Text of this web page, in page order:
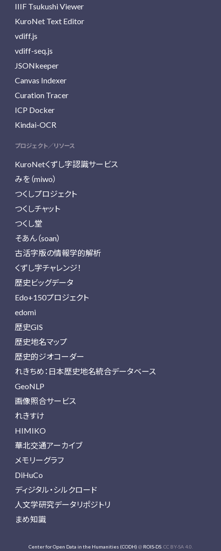
IIIF Tsukushi Viewer
KuroNet Text Editor
vdiff.js
vdiff-seq.js
JSONkeeper
Canvas Indexer
Curation Tracer
ICP Docker
Kindai-OCR
プロジェクト／リソース
KuroNetくずし字認識サービス
みを（miwo）
つくしプロジェクト
つくしチャット
つくし堂
そあん（soan）
古活字版の情報学的解析
くずし字チャレンジ！
歴史ビッグデータ
Edo+150プロジェクト
edomi
歴史GIS
歴史地名マップ
歴史的ジオコーダー
れきちめ：日本歴史地名統合データベース
GeoNLP
画像照合サービス
れきすけ
HIMIKO
華北交通アーカイブ
メモリーグラフ
DiHuCo
ディジタル・シルクロード
人文学研究データリポジトリ
まめ知識
Center for Open Data in the Humanities (CODH) @ ROIS-DS. CC BY-SA 4.0.